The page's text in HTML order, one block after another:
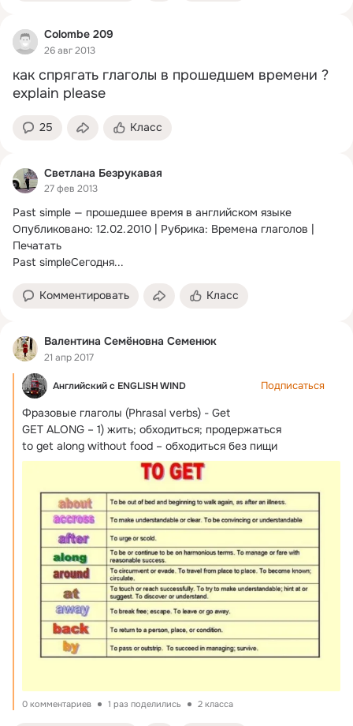
Colombe 209
26 авг 2013
как спрягать глаголы в прошедшем времени ?
explain please
25 Класс
Светлана Безрукавая
27 фев 2013
Past simple — прошедшее время в английском языке
Опубликовано: 12.02.2010 | Рубрика: Времена глаголов |
Печатать
Past simpleСегодня...
Комментировать Класс
Валентина Семёновна Семенюк
21 апр 2017
Английский с ENGLISH WIND Подписаться
Фразовые глаголы (Phrasal verbs) - Get
GET ALONG – 1) жить; обходиться; продержаться
to get along without food – обходиться без пищи
0 комментариев 1 раз поделились 2 класса